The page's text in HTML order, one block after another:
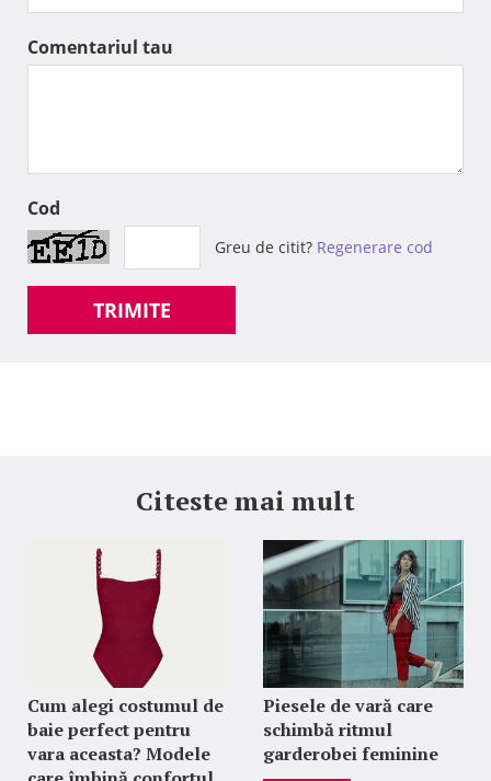
Comentariul tau
Cod
Greu de citit? Regenerare cod
TRIMITE
Citeste mai mult
Cum alegi costumul de
baie perfect pentru
vara aceasta? Modele
Piesele de vară care
schimbă ritmul
garderobei feminine